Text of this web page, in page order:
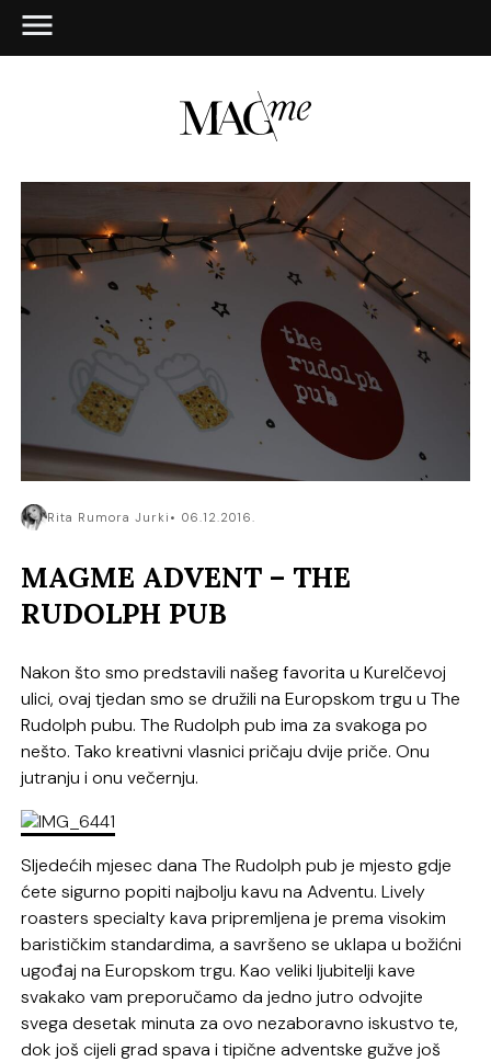
Rita Rumora Jurki 06.12.2016.
MAGME ADVENT – THE
RUDOLPH PUB
Nakon što smo predstavili našeg favorita u Kurelčevoj
ulici, ovaj tjedan smo se družili na Europskom trgu u The
Rudolph pubu. The Rudolph pub ima za svakoga po
nešto. Tako kreativni vlasnici pričaju dvije priče. Onu
jutranju i onu večernju.
Sljedećih mjesec dana The Rudolph pub je mjesto gdje
ćete sigurno popiti najbolju kavu na Adventu. Lively
roasters specialty kava pripremljena je prema visokim
barističkim standardima, a savršeno se uklapa u božićni
ugođaj na Europskom trgu. Kao veliki ljubitelji kave
svakako vam preporučamo da jedno jutro odvojite
svega desetak minuta za ovo nezaboravno iskustvo te,
dok još cijeli grad spava i tipične adventske gužve još